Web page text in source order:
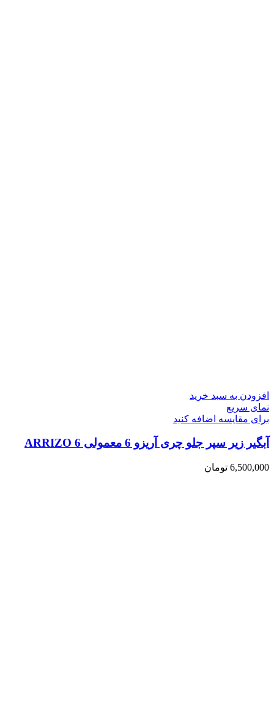
افزودن به سبد خرید
نمای سریع
برای مقایسه اضافه کنید
آبگیر زیر سپر جلو چری آریزو 6 معمولی ARRIZO 6
6,500,000 تومان